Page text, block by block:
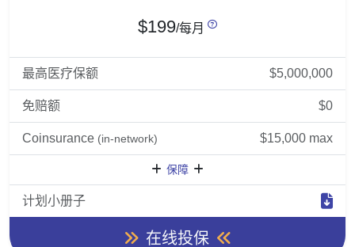
$199/每月
最高医疗保额 $5,000,000
免赔额 $0
Coinsurance (in-network) $15,000 max
保障
计划小册子
在线投保